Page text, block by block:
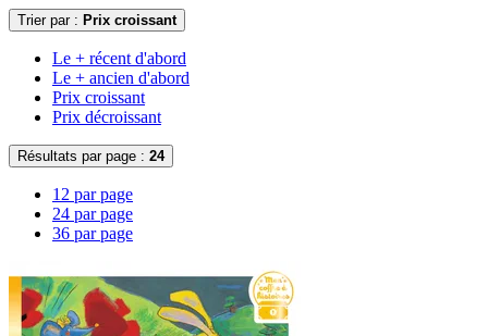
Trier par : Prix croissant
Le + récent d'abord
Le + ancien d'abord
Prix croissant
Prix décroissant
Résultats par page : 24
12 par page
24 par page
36 par page